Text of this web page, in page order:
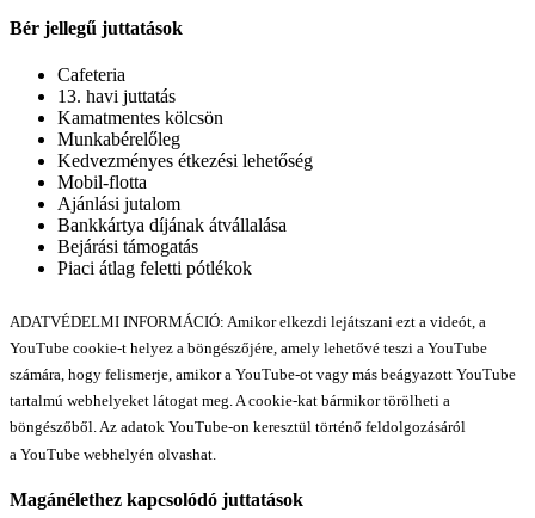
Bér jellegű juttatások
Cafeteria
13. havi juttatás
Kamatmentes kölcsön
Munkabérelőleg
Kedvezményes étkezési lehetőség
Mobil-flotta
Ajánlási jutalom
Bankkártya díjának átvállalása
Bejárási támogatás
Piaci átlag feletti pótlékok
ADATVÉDELMI INFORMÁCIÓ: Amikor elkezdi lejátszani ezt a videót, a
YouTube cookie-t helyez a böngészőjére, amely lehetővé teszi a YouTube
számára, hogy felismerje, amikor a YouTube-ot vagy más beágyazott YouTube
tartalmú webhelyeket látogat meg. A cookie-kat bármikor törölheti a
böngészőből. Az adatok YouTube-on keresztül történő feldolgozásáról
a YouTube webhelyén olvashat.
Magánélethez kapcsolódó juttatások